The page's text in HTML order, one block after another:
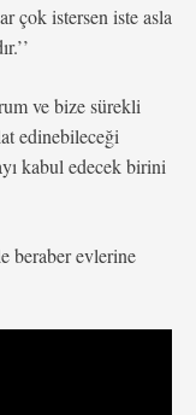
çok istersen iste asla
ve bize sürekli
edinebileceği
kabul edecek birini
beraber evlerine